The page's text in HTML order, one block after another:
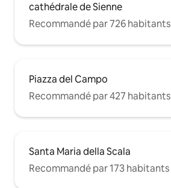
cathédrale de Sienne
Recommandé par 726 habitants
Piazza del Campo
Recommandé par 427 habitants
Santa Maria della Scala
Recommandé par 173 habitants